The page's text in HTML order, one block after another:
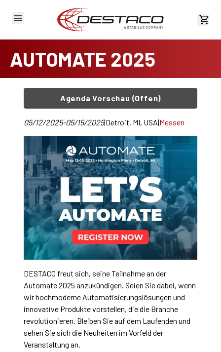
AUTOMATE 2025
Agenda Vorschau (Offen)
05/12/2025-05/15/2025|Detroit, MI, USA|Messen
DESTACO freut sich, seine Teilnahme an der
Automate 2025 anzukündigen. Seien Sie dabei, wenn
wir hochmoderne Automatisierungslösungen und
innovative Produkte vorstellen, die die Branche
revolutionieren. Bleiben Sie auf dem Laufenden und
sehen Sie sich die Neuheiten im Vorfeld der
Veranstaltung an.